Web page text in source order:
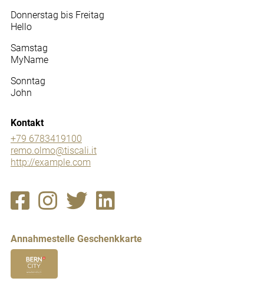
Donnerstag bis Freitag
Hello
Samstag
MyName
Sonntag
John
Kontakt
+79 6783419100
remo.olmo@tiscali.it
http://example.com
Annahmestelle Geschenkkarte